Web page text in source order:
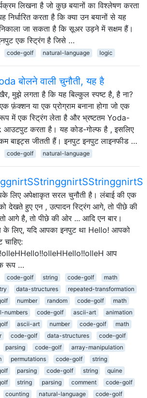
लिखना है जो कुछ बयानों का विश्लेषण करता
निर्धारित करता है कि क्या उन बयानों से यह
निकाला जा सकता है कि सूअर उड़ने में सक्षम हैं।
एक स्ट्रिंग है जिसे …
code-golf natural-language logic
बोलने वाली चुनौती, यह है
मुझे लगता है कि यह बिल्कुल स्पष्ट है, है ना?
फ़ंक्शन या एक प्रोग्राम बनाना होगा जो एक
में एक स्ट्रिंग लेता है और भ्रष्टतम Yoda-
आउटपुट करता है। यह कोड-गोल्फ है , इसलिए
बाइट्स जीतती हैं। इनपुट इनपुट लाइनफीड …
code-golf natural-language
लिए अपेक्षाकृत सरल चुनौती है। लंबाई की एक
देखते हुए एन , उत्पादन स्ट्रिंग आगे, तो पीछे की
आगे है, तो पीछे की ओर ... आदि एन बार।
के लिए, यदि आपका इनपुट था Hello! आपको
आप
रूप …
code-golf string code-golf
math
data-structures
repeated-transformation
number random code-golf
math
numbers
code-golf ascii-art
animation
ascii-art number code-golf
math
code-golf data-structures
code-golf
parsing code-golf
array-manipulation
permutations code-golf
string
parsing code-golf string
quine
string parsing comment
code-golf
counting natural-language
code-golf